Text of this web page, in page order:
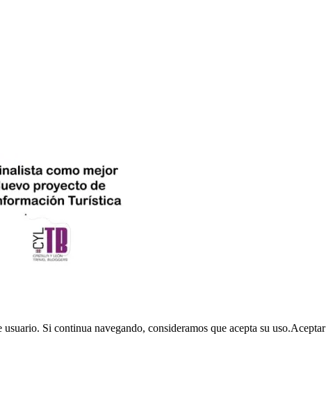
Si continua navegando, consideramos que acepta su uso.Aceptar